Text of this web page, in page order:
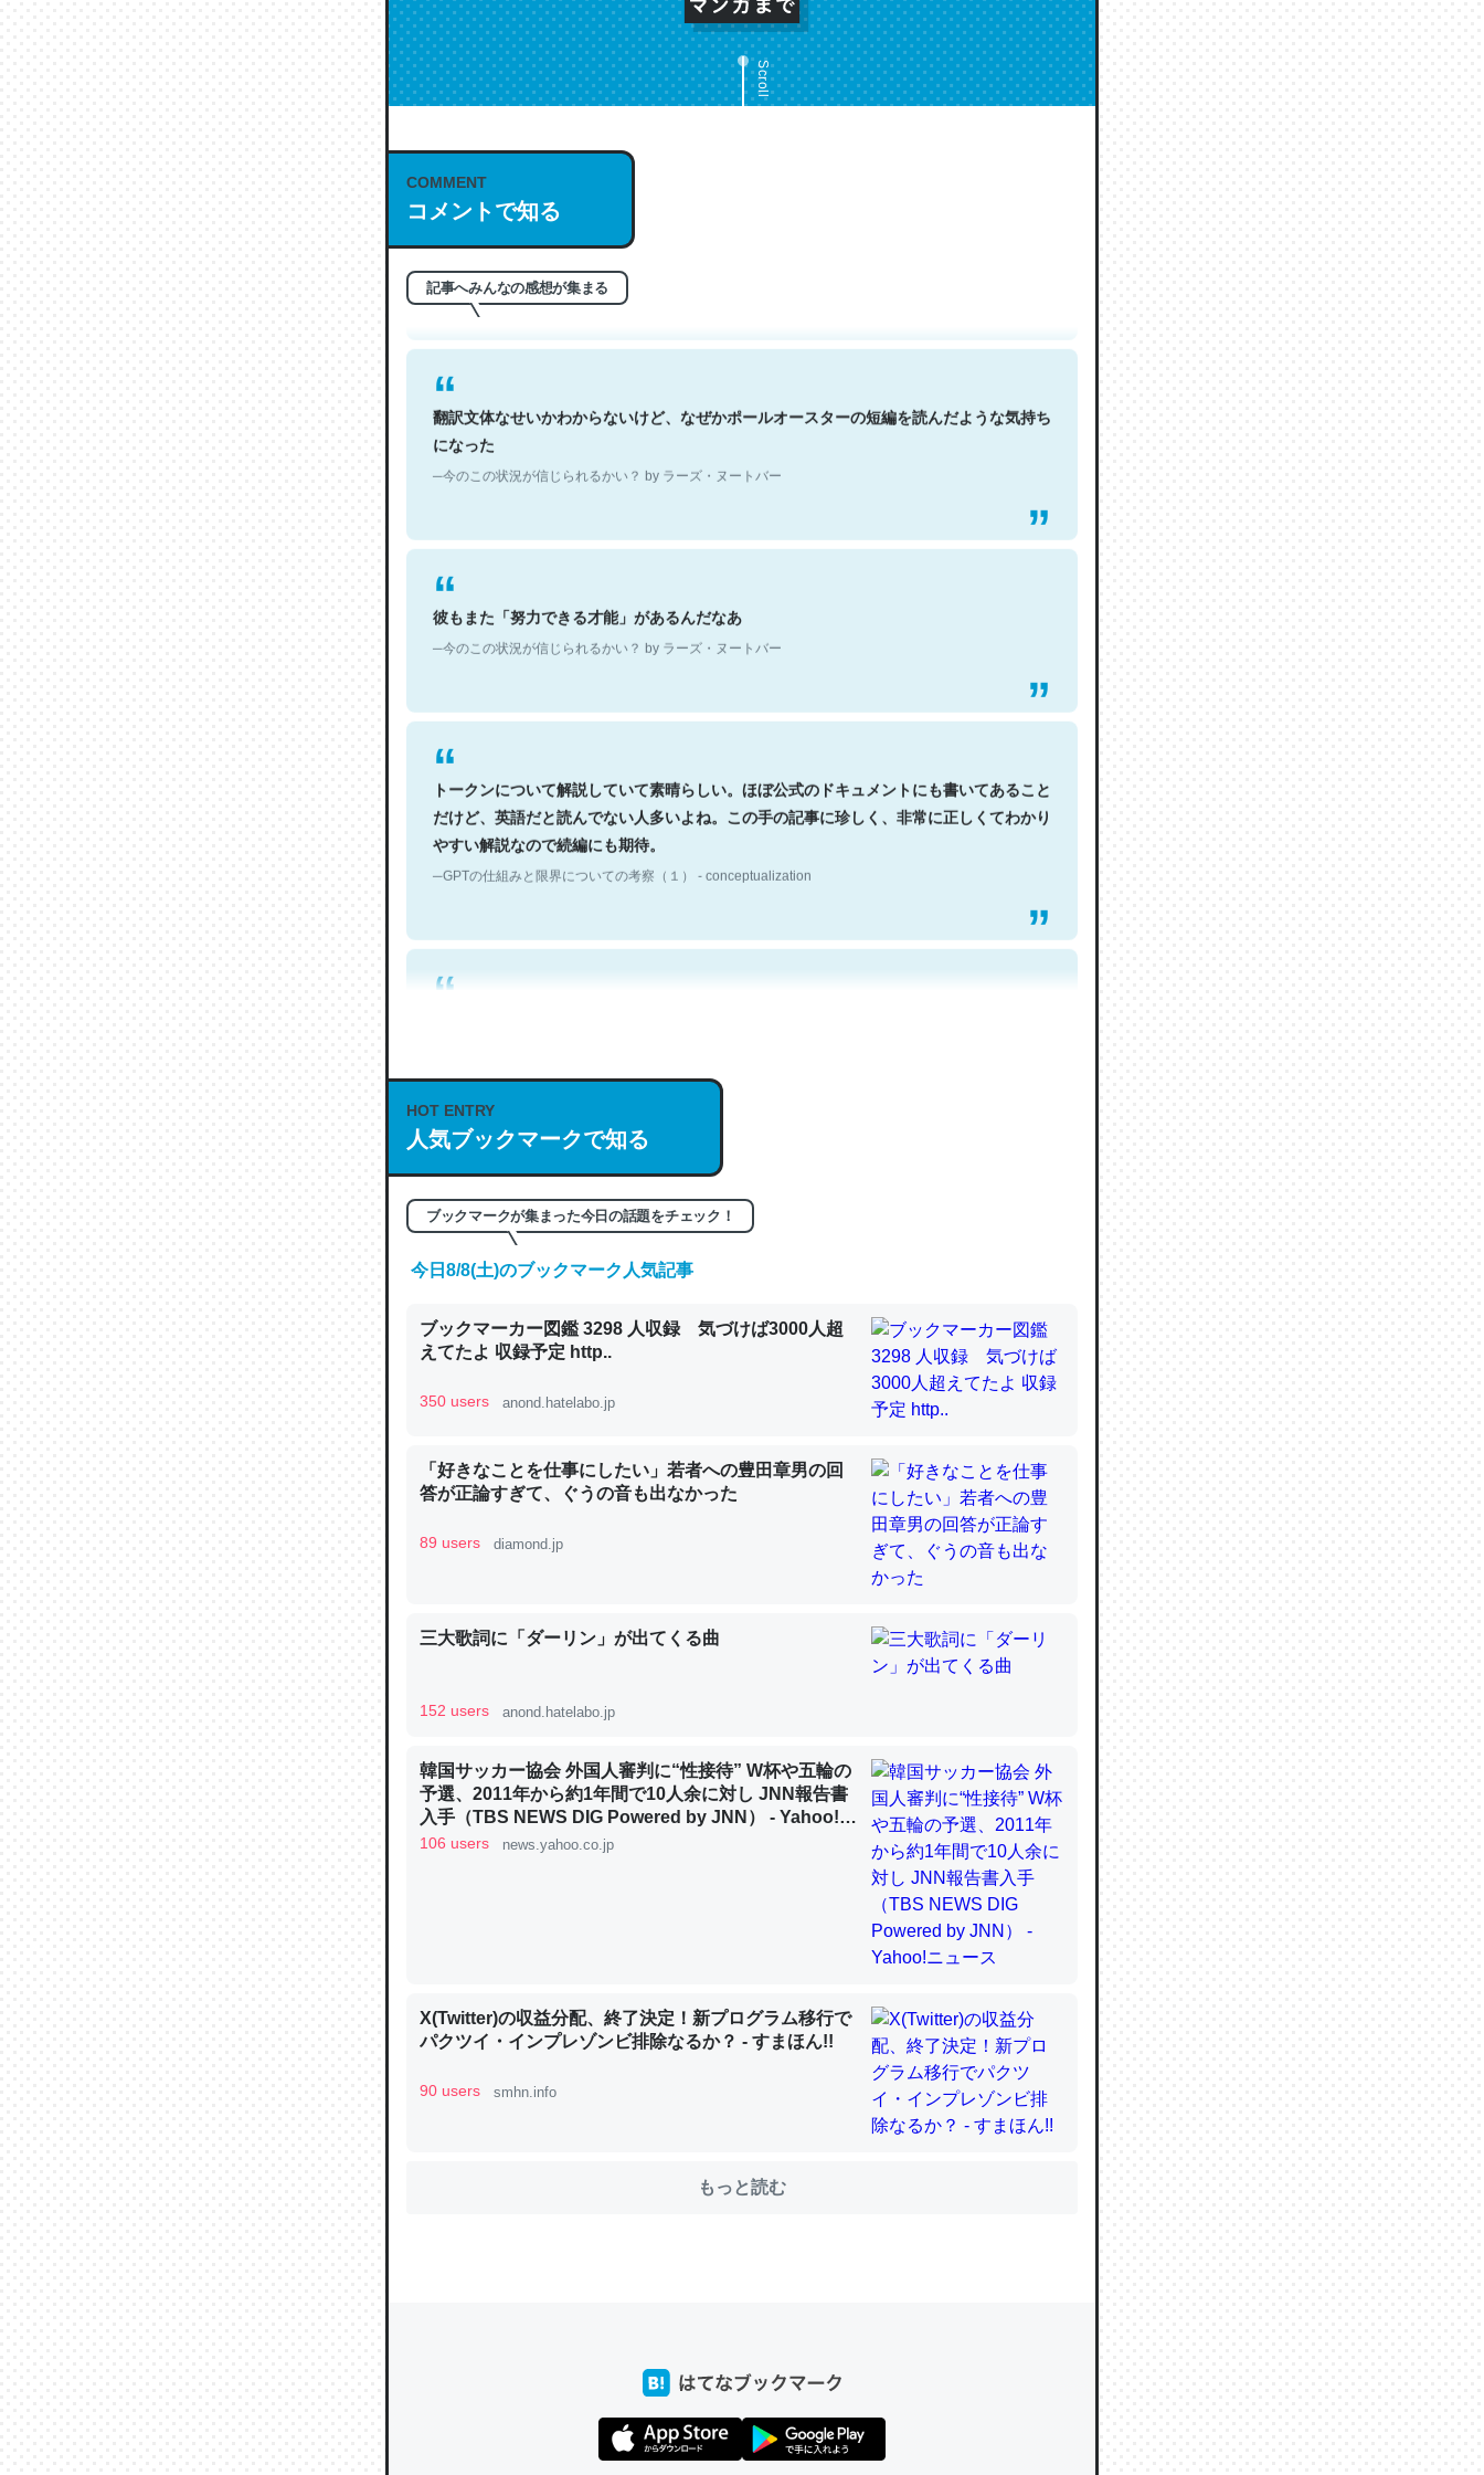
Scroll
COMMENT
コメントで知る
記事へみんなの感想が集まる
もお勧め。自分はこの流れ好き。Let’s Fucking Go. Then Covid hit. Shit.
─今のこの状況が信じられるかい？ by ラーズ・ヌートバー
翻訳文体なせいかわからないけど、なぜかポールオースターの短編を読んだような気持ち
になった
─今のこの状況が信じられるかい？ by ラーズ・ヌートバー
彼もまた「努力できる才能」があるんだなあ
─今のこの状況が信じられるかい？ by ラーズ・ヌートバー
トークンについて解説していて素晴らしい。ほぼ公式のドキュメントにも書いてあること
だけど、英語だと読んでない人多いよね。この手の記事に珍しく、非常に正しくてわかり
やすい解説なので続編にも期待。
─GPTの仕組みと限界についての考察（１） - conceptualization
何気にChatGPTの仕組み、特に「トークン」について解説してる記事が少ないので貴重
の伏線」は回収されないけど、短期記憶というには多い分量。進化すればするほど分かり
やすく強くなりそう
─GPTの仕組みと限界についての考察（１） - conceptualization
昆虫ってカルシウム少ないのか。知らんかった。調べたらコオロギのカルシウム分はエビ
─ニュース :: 【研究発表】昆虫学の大問題＝「昆虫はなぜ海にいないのか」に関する新仮説
は」とあって面白い。海にいる鋏角類（カブトガニ・ウミグモ）はカルシウムを使わずキ
─ニュース :: 【研究発表】昆虫学の大問題＝「昆虫はなぜ海にいないのか」に関する新仮説
これを元に考えるとカルシウムを大量に使う脊椎動物と貝類は苦労してるんだな…。腹足
─ニュース :: 【研究発表】昆虫学の大問題＝「昆虫はなぜ海にいないのか」に関する新仮説
ウチもEchoを実家に置いて４年。でたまに覗いてる。ぼちぼちRingも置こうかと画策
中。あと、Googleマップで位置情報を共有してる。電池残量や充電中かが分かるのでこ
─たまにLINEするくらいだった遠方の父67歳と僕。ITツール導入でコミュニケーションが劇的に変化し
─たまにLINEするくらいだった遠方の父67歳と僕。ITツール導入でコミュニケーションが劇的に変化し
HOT ENTRY
人気ブックマークで知る
ブックマークが集まった今日の話題をチェック！
今日8/8(土)のブックマーク人気記事
ブックマーカー図鑑 3298 人収録 気づけば3000人超
えてたよ 収録予定 http..
350 users anond.hatelabo.jp
「好きなことを仕事にしたい」若者への豊田章男の回
答が正論すぎて、ぐうの音も出なかった
89 users diamond.jp
三大歌詞に「ダーリン」が出てくる曲
152 users anond.hatelabo.jp
韓国サッカー協会 外国人審判に“性接待” W杯や五輪の
予選、2011年から約1年間で10人余に対し JNN報告書
入手（TBS NEWS DIG Powered by JNN） - Yahoo!ニ
ュース
106 users news.yahoo.co.jp
X(Twitter)の収益分配、終了決定！新プログラム移行で
パクツイ・インプレゾンビ排除なるか？ - すまほん!!
90 users smhn.info
もっと読む